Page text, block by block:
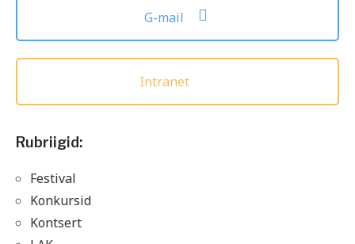
G-mail
Intranet
Rubriigid:
Festival
Konkursid
Kontsert